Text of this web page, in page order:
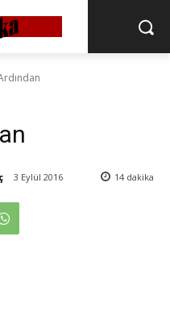
3 Eylül 2016 14 dakika